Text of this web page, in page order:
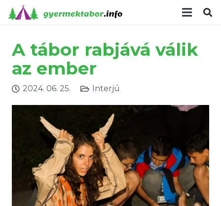
A tábor rabjává válik
az ember
2024. 06. 25. Interjú